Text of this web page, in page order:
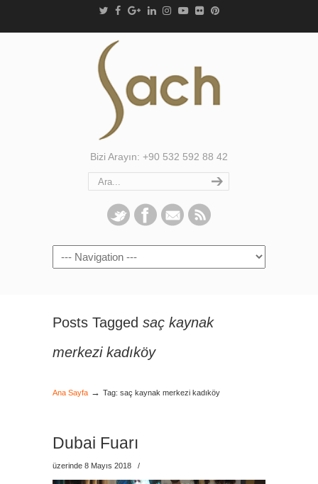
Bizi Arayın: +90 532 592 88 42
Navigation
Posts Tagged saç kaynak
merkezi kadıköy
Ana Sayfa → Tag: saç kaynak merkezi kadıköy
Dubai Fuarı
üzerinde 8 Mayıs 2018 /